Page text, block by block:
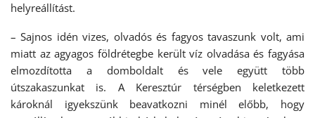
helyreállítást.
– Sajnos idén vizes, olvadós és fagyos tavaszunk volt, ami
miatt az agyagos földrétegbe került víz olvadása és fagyása
elmozdította a domboldalt és vele együtt több
útszakaszunkat is. A Keresztúr térségben keletkezett
károknál igyekszünk beavatkozni minél előbb, hogy